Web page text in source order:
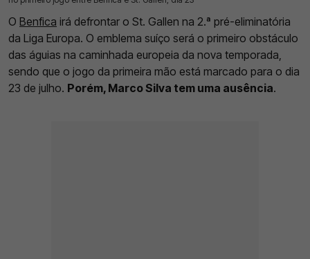
O Benfica irá defrontar o St. Gallen na 2.ª pré-eliminatória
da Liga Europa. O emblema suíço será o primeiro obstáculo
das águias na caminhada europeia da nova temporada,
sendo que o jogo da primeira mão está marcado para o dia
23 de julho. Porém, Marco Silva tem uma ausência.